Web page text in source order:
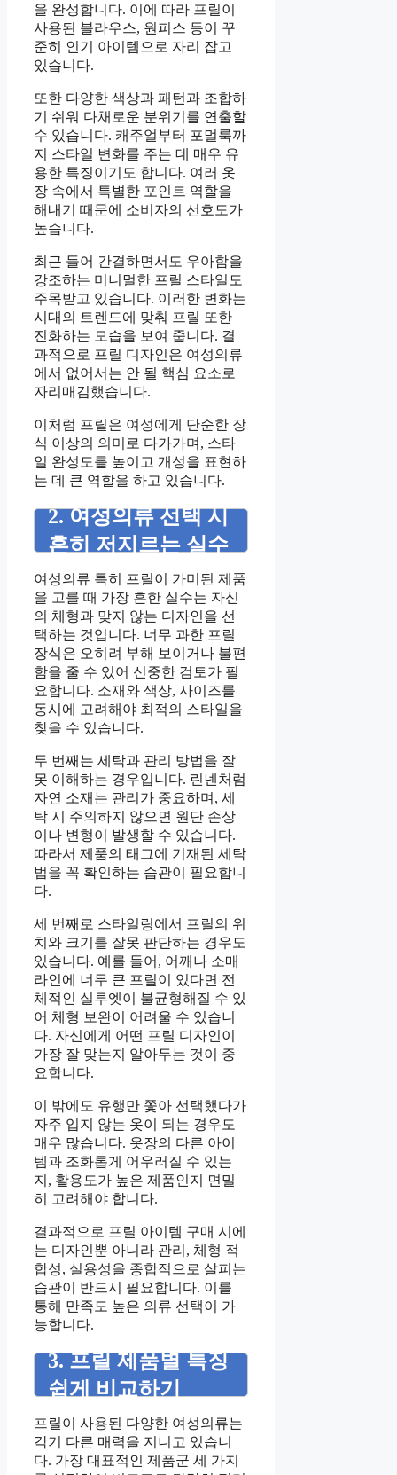
을 완성합니다. 이에 따라 프릴이
사용된 블라우스, 원피스 등이 꾸
준히 인기 아이템으로 자리 잡고
있습니다.
또한 다양한 색상과 패턴과 조합하
기 쉬워 다채로운 분위기를 연출할
수 있습니다. 캐주얼부터 포멀룩까
지 스타일 변화를 주는 데 매우 유
용한 특징이기도 합니다. 여러 옷
장 속에서 특별한 포인트 역할을
해내기 때문에 소비자의 선호도가
높습니다.
최근 들어 간결하면서도 우아함을
강조하는 미니멀한 프릴 스타일도
주목받고 있습니다. 이러한 변화는
시대의 트렌드에 맞춰 프릴 또한
진화하는 모습을 보여 줍니다. 결
과적으로 프릴 디자인은 여성의류
에서 없어서는 안 될 핵심 요소로
자리매김했습니다.
이처럼 프릴은 여성에게 단순한 장
식 이상의 의미로 다가가며, 스타
일 완성도를 높이고 개성을 표현하
는 데 큰 역할을 하고 있습니다.
2. 여성의류 선택 시
흔히 저지르는 실수
여성의류 특히 프릴이 가미된 제품
을 고를 때 가장 흔한 실수는 자신
의 체형과 맞지 않는 디자인을 선
택하는 것입니다. 너무 과한 프릴
장식은 오히려 부해 보이거나 불편
함을 줄 수 있어 신중한 검토가 필
요합니다. 소재와 색상, 사이즈를
동시에 고려해야 최적의 스타일을
찾을 수 있습니다.
두 번째는 세탁과 관리 방법을 잘
못 이해하는 경우입니다. 린넨처럼
자연 소재는 관리가 중요하며, 세
탁 시 주의하지 않으면 원단 손상
이나 변형이 발생할 수 있습니다.
따라서 제품의 태그에 기재된 세탁
법을 꼭 확인하는 습관이 필요합니
다.
세 번째로 스타일링에서 프릴의 위
치와 크기를 잘못 판단하는 경우도
있습니다. 예를 들어, 어깨나 소매
라인에 너무 큰 프릴이 있다면 전
체적인 실루엣이 불균형해질 수 있
어 체형 보완이 어려울 수 있습니
다. 자신에게 어떤 프릴 디자인이
가장 잘 맞는지 알아두는 것이 중
요합니다.
이 밖에도 유행만 쫓아 선택했다가
자주 입지 않는 옷이 되는 경우도
매우 많습니다. 옷장의 다른 아이
템과 조화롭게 어우러질 수 있는
지, 활용도가 높은 제품인지 면밀
히 고려해야 합니다.
결과적으로 프릴 아이템 구매 시에
는 디자인뿐 아니라 관리, 체형 적
합성, 실용성을 종합적으로 살피는
습관이 반드시 필요합니다. 이를
통해 만족도 높은 의류 선택이 가
능합니다.
3. 프릴 제품별 특징
쉽게 비교하기
프릴이 사용된 다양한 여성의류는
각기 다른 매력을 지니고 있습니
다. 가장 대표적인 제품군 세 가지